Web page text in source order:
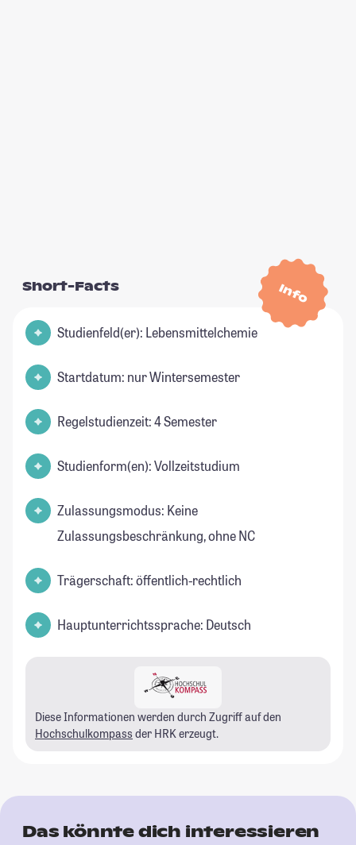
Info
Short-Facts
Studienfeld(er): Lebensmittelchemie
Startdatum: nur Wintersemester
Regelstudienzeit: 4 Semester
Studienform(en): Vollzeitstudium
Zulassungsmodus: Keine
Zulassungsbeschränkung, ohne NC
Trägerschaft: öffentlich-rechtlich
Hauptunterrichtssprache: Deutsch
Diese Informationen werden durch Zugriff auf den
Hochschulkompass der HRK erzeugt.
Das könnte dich interessieren